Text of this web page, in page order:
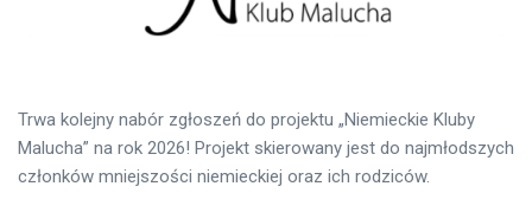
Trwa kolejny nabór zgłoszeń do projektu „Niemieckie Kluby
Malucha” na rok 2026! Projekt skierowany jest do najmłodszych
członków mniejszości niemieckiej oraz ich rodziców.